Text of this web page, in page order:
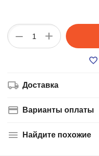
+
−
Доставка
Варианты оплаты
Найдите похожие